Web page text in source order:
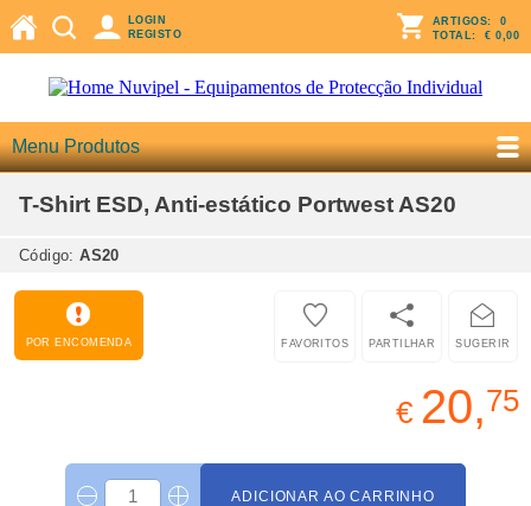
LOGIN
REGISTO
ARTIGOS: 0
TOTAL: € 0,00
Menu Produtos
T-Shirt ESD, Anti-estático Portwest AS20
Código:AS20
POR ENCOMENDA SUGERIR
PARTILHAR
FAVORITOS
€ 20,75
ADICIONAR AO CARRINHO